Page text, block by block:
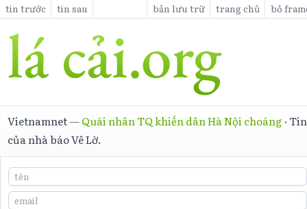
tin trước tin sau bản lưu trữ trang chủ bỏ
Vietnamnet—Quái nhân TQ khiến dân Hà Nội choáng · Tin
của nhà báo Vê Lờ.